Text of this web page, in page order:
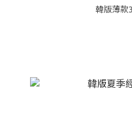
韓版薄款